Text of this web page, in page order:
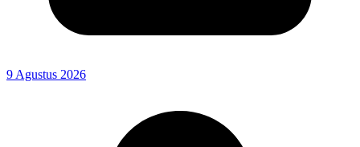
9 Agustus 2026